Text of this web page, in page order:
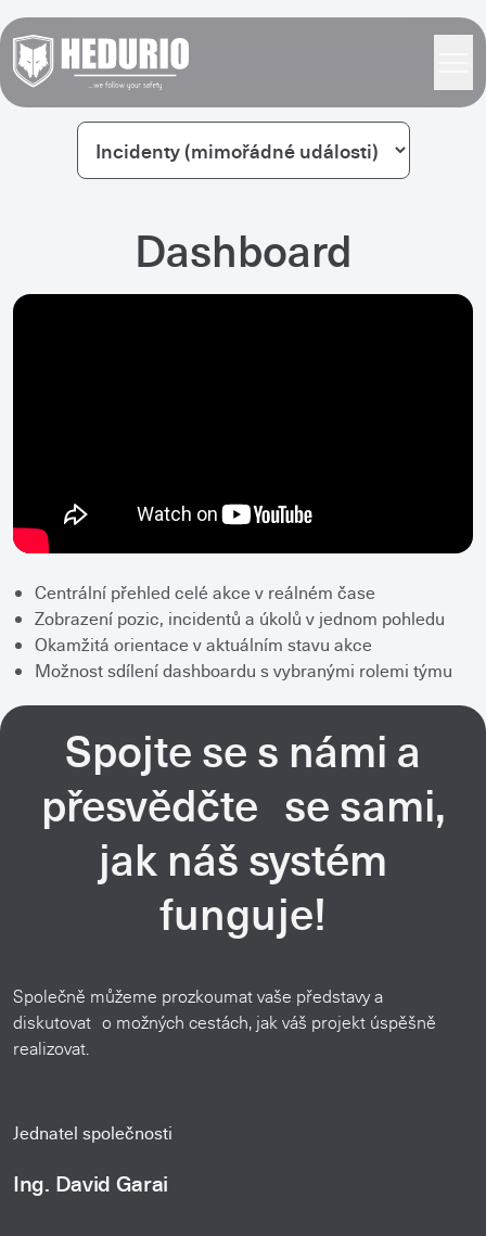
Dashboard
Centrální přehled celé akce v reálném čase
Zobrazení pozic, incidentů a úkolů v jednom pohledu
Okamžitá orientace v aktuálním stavu akce
Možnost sdílení dashboardu s vybranými rolemi týmu
Spojte se s námi a
přesvědčte se sami,
jak náš systém
funguje!
Společně můžeme prozkoumat vaše představy a
diskutovat o možných cestách, jak váš projekt úspěšně
realizovat.
Jednatel společnosti
Ing. David Garai